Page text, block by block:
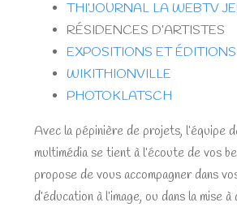
THI’JOURNAL LA WEBTV
RÉSIDENCES D’ARTISTES
EXPOSITIONS ET ÉDITIONS
WIKITHIONVILLE
PHOTOKLATSCH
Avec la pépinière de projets, l’équipe
multimédia se tient à l’écoute de vos
propose de vous accompagner dans
d’éducation à l’image, ou dans la mise